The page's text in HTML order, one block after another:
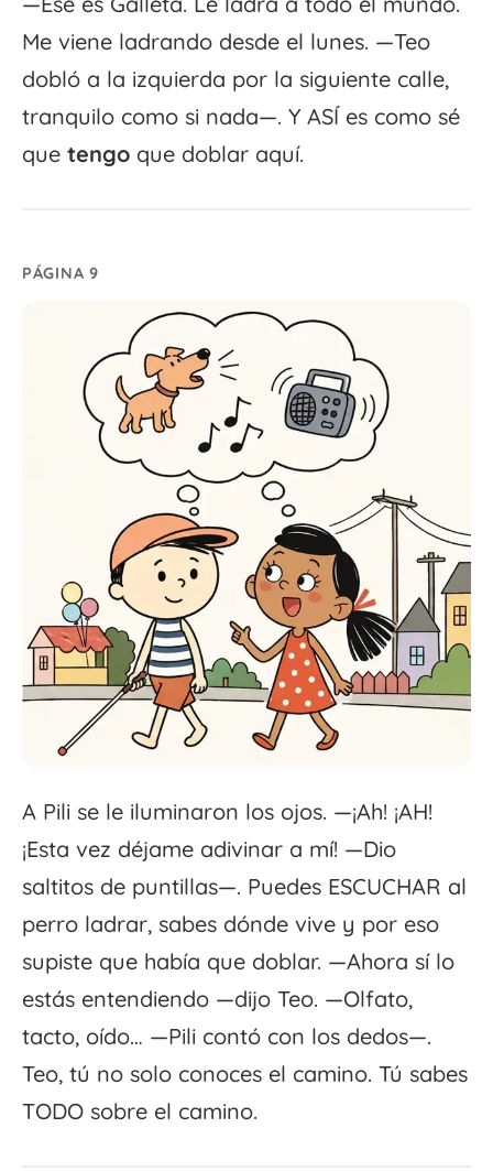
Me viene ladrando desde el lunes. —Teo
dobló a la izquierda por la siguiente calle,
tranquilo como si nada—. Y ASÍ es como sé
que tengo que doblar aquí.
PÁGINA 9
A Pili se le iluminaron los ojos. —¡Ah! ¡AH!
¡Esta vez déjame adivinar a mí! —Dio
saltitos de puntillas—. Puedes ESCUCHAR al
perro ladrar, sabes dónde vive y por eso
supiste que había que doblar. —Ahora sí lo
estás entendiendo —dijo Teo. —Olfato,
tacto, oído… —Pili contó con los dedos—.
Teo, tú no solo conoces el camino. Tú sabes
TODO sobre el camino.